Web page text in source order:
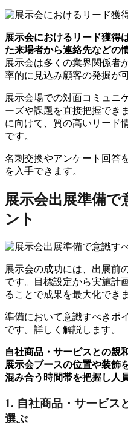
展示会におけるリード獲得
た来場者から連絡先などの
展示会は多くの業界関係者
率的に見込み顧客の発掘が
展示会場での対面コミュニ
ーズや課題を直接把握でき
に向けて、質の高いリード
です。
名刺交換やアンケート回答
を入手できます。
展示会出展準備で
ント
展示会の成功には、出展前
です。目標設定から実施計
ることで成果を最大化でき
準備において意識すべきポ
です。詳しく解説します。
自社商品・サービスとの親
展示会ブースの位置や装飾
混み合う時間帯を把握し人
1. 自社商品・サービス
選ぶ